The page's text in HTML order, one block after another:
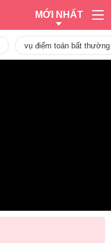
MỚI NHẤT
vụ điểm toán bất